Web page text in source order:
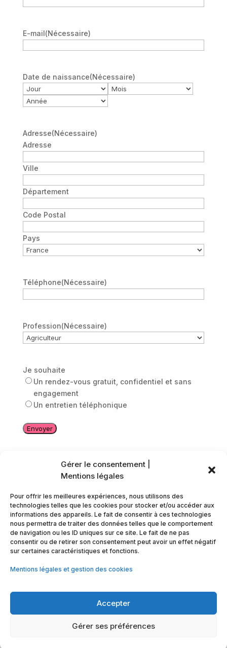
Gérer le consentement |
Mentions légales
Pour offrir les meilleures expériences, nous utilisons des
technologies telles que les cookies pour stocker et/ou accéder aux
informations des appareils. Le fait de consentir à ces technologies
nous permettra de traiter des données telles que le comportement
de navigation ou les ID uniques sur ce site. Le fait de ne pas
consentir ou de retirer son consentement peut avoir un effet négatif
sur certaines caractéristiques et fonctions.
Mentions légales et gestion des cookies
Accepter
Gérer ses préférences
E-mail(Nécessaire)
Date de naissance(Nécessaire)
Jour
Mois
Année
Adresse(Nécessaire)
Adresse
Ville
Département
Code Postal
Pays
Téléphone(Nécessaire)
Profession(Nécessaire)
Je souhaite
Un rendez-vous gratuit, confidentiel et sans
engagement
Un entretien téléphonique
Unicis Rencontres Arras
Tel : 03 21 23 36 61
La Péniche Numérique, Rue de la piscine,
Pas-de-Calais
Contactez-nous
Contactez-nous